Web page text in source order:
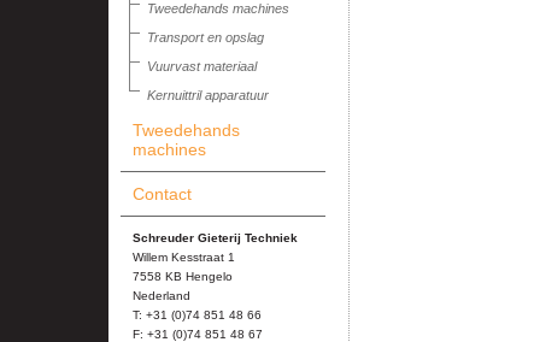
Tweedehands machines
Transport en opslag
Vuurvast materiaal
Kernuittril apparatuur
Tweedehands
machines
Contact
Schreuder Gieterij Techniek
Willem Kesstraat 1
7558 KB Hengelo
Nederland
T: +31 (0)74 851 48 66
F: +31 (0)74 851 48 67